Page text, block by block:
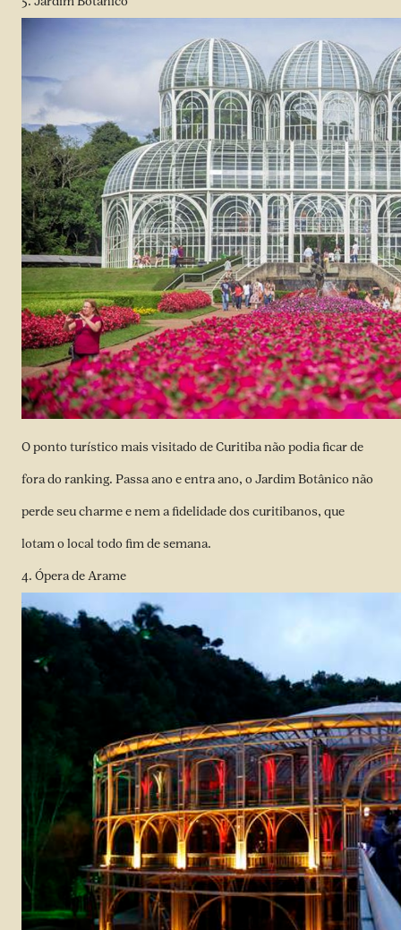
O ponto turístico mais visitado de Curitiba não podia ficar de
fora do ranking. Passa ano e entra ano, o Jardim Botânico não
perde seu charme e nem a fidelidade dos curitibanos, que
lotam o local todo fim de semana.
4. Ópera de Arame